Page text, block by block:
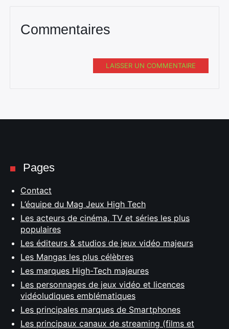
Commentaires
LAISSER UN COMMENTAIRE
Pages
Contact
L’équipe du Mag Jeux High Tech
Les acteurs de cinéma, TV et séries les plus
populaires
Les éditeurs & studios de jeux vidéo majeurs
Les Mangas les plus célèbres
Les marques High-Tech majeures
Les personnages de jeux vidéo et licences
vidéoludiques emblématiques
Les principales marques de Smartphones
Les principaux canaux de streaming (films et